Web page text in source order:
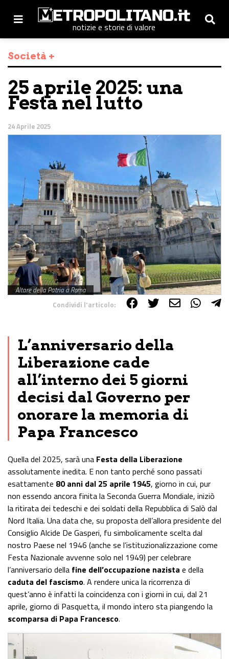
notizie e storie di valore
Società +
25 aprile 2025: una
Festa nel lutto
24 Aprile 2025
Altare della Patria a Roma
Condividi l'articolo:
L’anniversario della
Liberazione cade
all’interno dei 5 giorni
decisi dal Governo per
onorare la memoria di
Papa Francesco
Quella del 2025, sarà una Festa della Liberazione
assolutamente inedita. E non tanto perché sono passati
esattamente 80 anni dal 25 aprile 1945, giorno in cui, pur
non essendo ancora finita la Seconda Guerra Mondiale, iniziò
la ritirata dei tedeschi e dei soldati della Repubblica di Salò dal
Nord Italia. Una data che, su proposta dell’allora presidente del
Consiglio Alcide De Gasperi, fu simbolicamente scelta dal
nostro Paese nel 1946 (anche se l’istituzionalizzazione come
Festa Nazionale avvenne solo nel 1949) per celebrare
l’anniversario della fine dell’occupazione nazista e della
caduta del fascismo. A rendere unica la ricorrenza di
quest’anno è infatti la coincidenza con i giorni in cui, dal 21
aprile, giorno di Pasquetta, il mondo intero sta piangendo la
scomparsa di Papa Francesco.